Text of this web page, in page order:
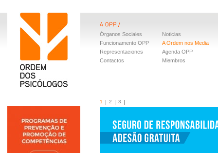
Órganos Sociales
Funcionamento OPP
Representaciones
Contactos
Noticias
A Ordem nos Media
Agenda OPP
Miembros
1 2 3